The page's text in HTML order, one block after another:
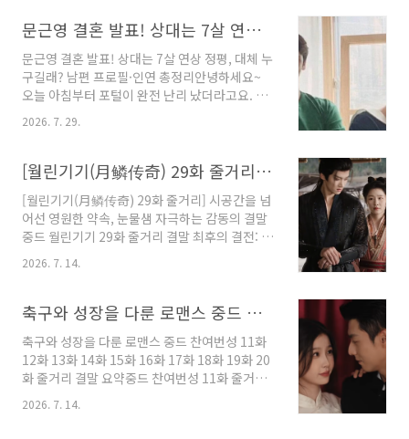
금해하는 김부장 시즌2를 둘러싼 이야기까지 꼼
화, 흥행만큼이나 화제가 되는 지점이 하나 더 있
습니다. 바로 "정말 좋았다"는 극찬과 "도대체 뭘
본 건지 모르겠다"는 혹평이 극단적으로 갈리고
있다는 점인데요. 이 뜨거운 논쟁 자체가 오히려
궁금증을 자극하며 관객을 끌어모으는 역설적인
흥행 공식을 만들어내고 있습니다.영화 를 아직
색창을 두드리고 계신 분들을 위한 ..
문근영 결혼 발표! 상대는 7살 연상 정평, 대체 누구길래? 남편 프로필·인연 총정리
문근영 결혼 발표! 상대는 7살 연상 정평, 대체 누
구길래? 남편 프로필·인연 총정리안녕하세요~
오늘 아침부터 포털이 완전 난리 났더라고요. 다
짝 결혼 발표를 했다는 소식인데요, 저도 커피 마
던 배우인데 갑자기 결혼이라니, 게다가 상대가 7
살이나 연상이라니! 문근영의 결혼 소식과 남편
정평에 대해서 차근차근 정리해드릴게요. 끝까지
읽어보시면 두 사람이 어떻게 인연을 맺었는지도
다 아실 수 있어요~문근영, 자필 편지로 전한 결
혼 소식7월 29일, 문근영 씨가 자신의 SNS에 손
다는 생각이 들더라고요. 편지에는 이제..
2026. 7. 29.
[월린기기(月鳞传奇) 29화 줄거리] 시공간을 넘어선 영원한 약속, 눈물샘 자극하는 감동의 결말
[월린기기(月鳞传奇) 29화 줄거리] 시공간을 넘
어선 영원한 약속, 눈물샘 자극하는 감동의 결말
중드 월린기기 29화 줄거리 결말 최후의 결전: 세
에 불러올 대재앙을 막기 위해, 주인공 일행은 마
열기로 결심합니다. 그러나 이 시공간의 틈을 열
고 유지하는 것은 시전자의 영혼과 육체를 갉아
먹는 극도의 고통을 수반하는 일이었습니다.이전
에도 루무이(露芜衣)가 '적찬(寂飡)의 힘'을 빌
려 여러 차례 시간을 되돌렸을 때, 신물인 '유계석
(谕戒石)'의 보호를 받고 있었음에도 온몸에 치
2026. 7. 14.
축구와 성장을 다룬 로맨스 중드 찬여번성 11화 12화 13화 14화 15화 16화 17화 18화 19화 20화 줄거리 결말 요약
축구와 성장을 다룬 로맨스 중드 찬여번성 11화
12화 13화 14화 15화 16화 17화 18화 19화 20
화 줄거리 결말 요약중드 찬여번성 11화 줄거리
결말: 비밀기지가 된 보습학원과 낭만적인 사진
관 데이트왕법은 임만성의 진심을 보며 그녀가
2026. 7. 14.